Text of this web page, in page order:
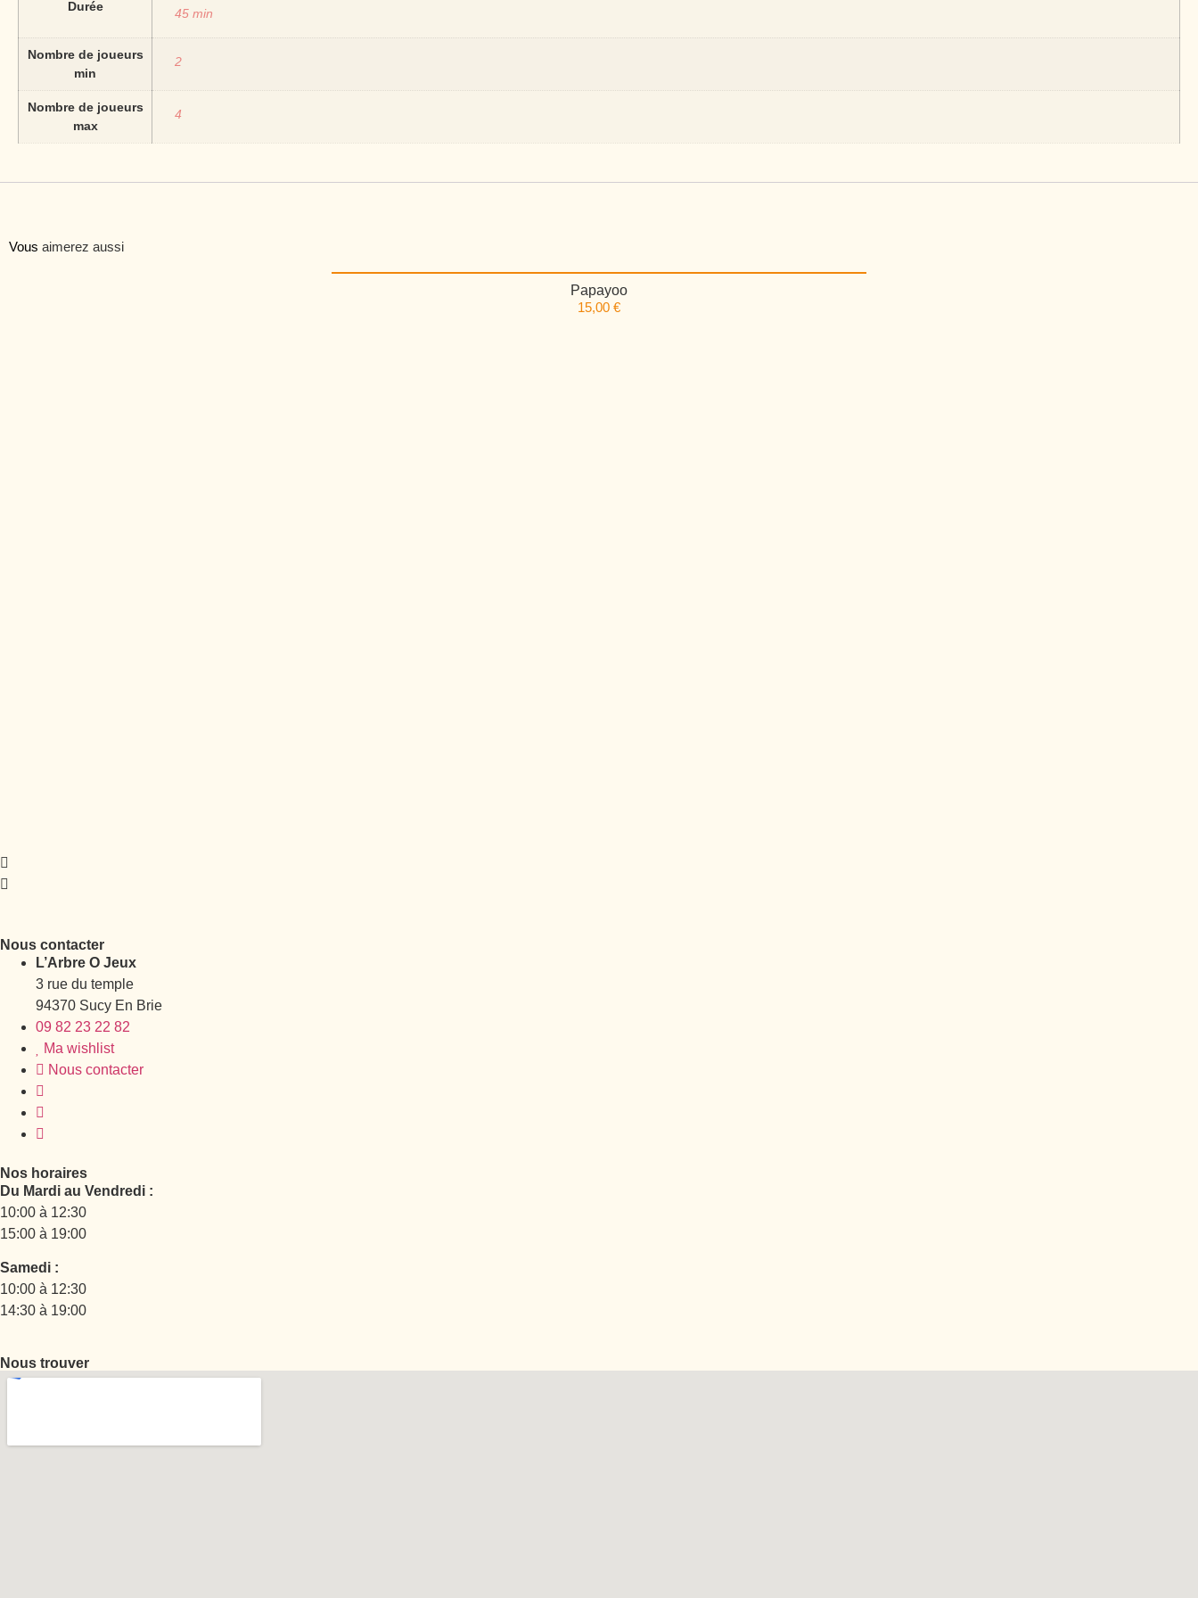
Durée 45 min
Nombre de joueurs
min
2
Nombre de joueurs
max
4
Vous aimerez aussi
Papayoo
15,00 €
Nous contacter
L’Arbre O Jeux
3 rue du temple
94370 Sucy En Brie
09 82 23 22 82
Ma wishlist
Nous contacter
Nos horaires
Du Mardi au Vendredi :
10:00 à 12:30
15:00 à 19:00
Samedi :
10:00 à 12:30
14:30 à 19:00
Nous trouver